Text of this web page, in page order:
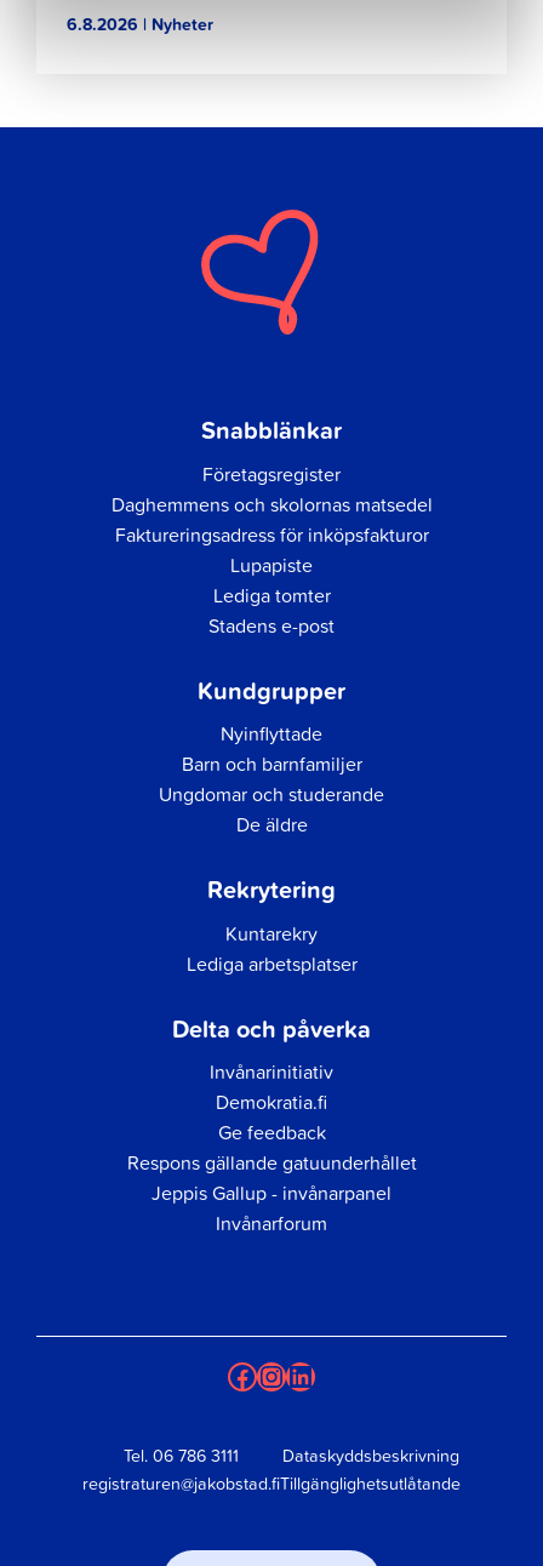
6.8.2026 | Nyheter
Snabblänkar
Företagsregister
Daghemmens och skolornas matsedel
Faktureringsadress för inköpsfakturor
Lupapiste
Lediga tomter
Stadens e-post
Kundgrupper
Nyinflyttade
Barn och barnfamiljer
Ungdomar och studerande
De äldre
Rekrytering
Kuntarekry
Lediga arbetsplatser
Delta och påverka
Invånarinitiativ
Demokratia.fi
Ge feedback
Respons gällande gatuunderhållet
Jeppis Gallup - invånarpanel
Invånarforum
Facebook
Instagram
LinkedIn
Tel. 06 786 3111
registraturen@jakobstad.fi
Dataskyddsbeskrivning
Tillgänglighetsutlåtande